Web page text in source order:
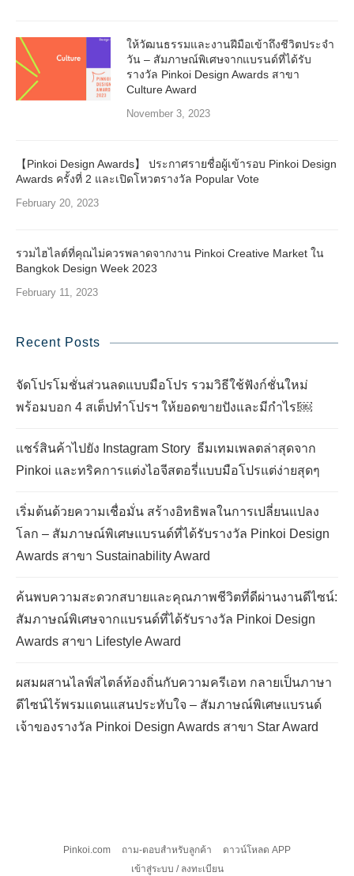
ให้วัฒนธรรมและงานฝีมือเข้าถึงชีวิตประจำ
วัน – สัมภาษณ์พิเศษจากแบรนด์ที่ได้รับ
รางวัล Pinkoi Design Awards สาขา
Culture Award
November 3, 2023
【Pinkoi Design Awards】 ประกาศรายชื่อผู้เข้ารอบ Pinkoi Design
Awards ครั้งที่ 2 และเปิดโหวตรางวัล Popular Vote
February 20, 2023
รวมไฮไลต์ที่คุณไม่ควรพลาดจากงาน Pinkoi Creative Market ใน
Bangkok Design Week 2023
February 11, 2023
Recent Posts
จัดโปรโมชั่นส่วนลดแบบมือโปร รวมวิธีใช้ฟังก์ชั่นใหม่
พร้อมบอก 4 สเต็ปทำโปรฯ ให้ยอดขายปังและมีกำไร!￼
แชร์สินค้าไปยัง Instagram Story ธีมเทมเพลตล่าสุดจาก
Pinkoi และทริคการแต่งไอจีสตอรี่แบบมือโปรแต่ง่ายสุดๆ
เริ่มต้นด้วยความเชื่อมั่น สร้างอิทธิพลในการเปลี่ยนแปลง
โลก – สัมภาษณ์พิเศษแบรนด์ที่ได้รับรางวัล Pinkoi Design
Awards สาขา Sustainability Award
ค้นพบความสะดวกสบายและคุณภาพชีวิตที่ดีผ่านงานดีไซน์:
สัมภาษณ์พิเศษจากแบรนด์ที่ได้รับรางวัล Pinkoi Design
Awards สาขา Lifestyle Award
ผสมผสานไลฟ์สไตล์ท้องถิ่นกับความครีเอท กลายเป็นภาษา
ดีไซน์ไร้พรมแดนแสนประทับใจ – สัมภาษณ์พิเศษแบรนด์
เจ้าของรางวัล Pinkoi Design Awards สาขา Star Award
Pinkoi.com ถาม-ตอบสำหรับลูกค้า
ดาวน์โหลด APP
เข้าสู่ระบบ / ลงทะเบียน